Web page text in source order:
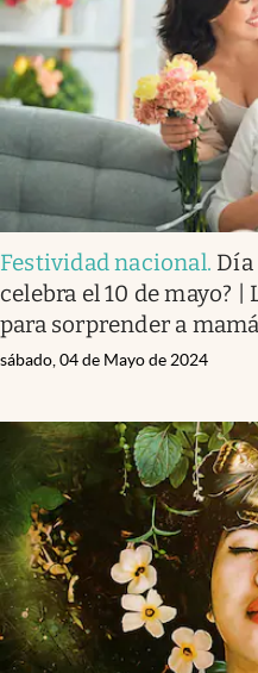
Festividad nacional. Día
celebra el 10 de mayo?
para sorprender a mamá
sábado, 04 de Mayo de 2024